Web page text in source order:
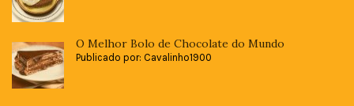
O Melhor Bolo de Chocolate do Mundo
Publicado por: Cavalinho1900